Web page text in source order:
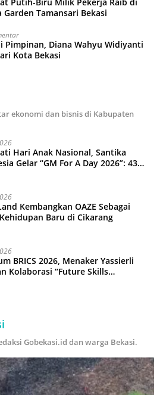
Tamansari Bekasi
Pimpinan, Diana Wahyu Widiyanti
Kota Bekasi
ekonomi dan bisnis di Kabupaten
Hari Anak Nasional, Santika
Gelar “GM For A Day 2026”: 43
Kembangkan OAZE Sebagai
Baru di Cikarang
BRICS 2026, Menaker Yassierli
Kolaborasi “Future Skills
Gobekasi.id dan warga Bekasi.